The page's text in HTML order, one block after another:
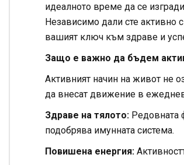
идеалното време да се
Независимо дали сте активно
вашият ключ към здраве и
Защо е важно да бъдем
Активният начин на живот не
да внесат движение в
Здраве на тялото: Редовната
подобрява имунната система.
Повишена енергия: